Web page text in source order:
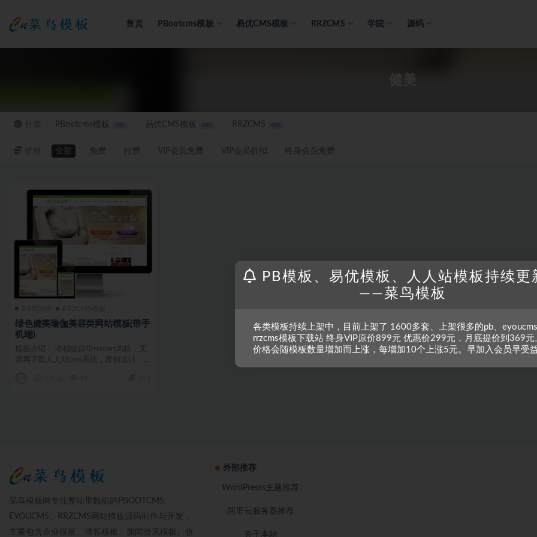
首页 PBootcms模板 易优CMS模板 RRZCMS 学院 源码
PBootcms模板 708 易优CMS模板 603 RRZCMS 406
全部 免费 付费 VIP会员免费 VIP会员折扣 终身会员免费
绿色健美瑜伽美容类网站模板(带手
机端)
模板介绍： 本模板自带rrzcms内核，无
需再下载人人站cms系统，原创设计、
菜鸟模板网专注整站带数据的PBOOTCMS、
EYOUCMS、RRZCMS网站模板源码制作与开发，
主要包含企业模板、博客模板、新闻资讯模板。收
外部推荐
WordPresss主题推荐
阿里云服务器推荐
关于本站
PB模板、易优模板、人人站模板持续更
——菜鸟模板
各类模板持续上架中，目前上架了 1600多套、上架很多的pb、eyoucms
rrzcms模板下载站 终身VIP原价899元 优惠价299元，月底提价到369元
价格会随模板数量增加而上涨，每增加10个上涨5元。早加入会员早受益